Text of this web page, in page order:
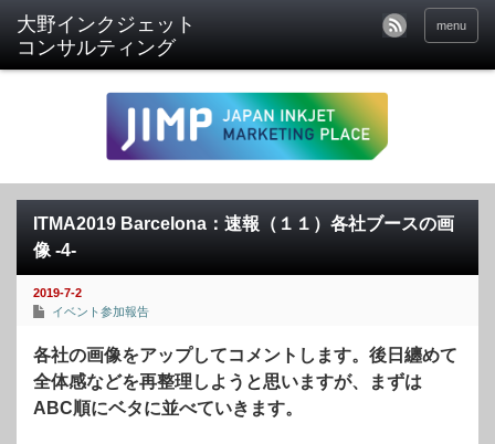
menu
ITMA2019 Barcelona：速報（１１）各社ブースの画
像 -4-
2019-7-2
イベント参加報告
各社の画像をアップしてコメントします。後日纏めて
全体感などを再整理しようと思いますが、まずは
ABC順にベタに並べていきます。